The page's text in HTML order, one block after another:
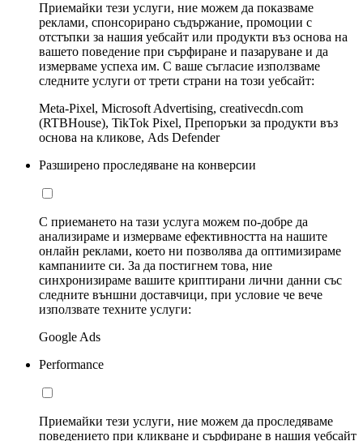
Приемайки тези услуги, ние можем да показваме
реклами, спонсорирано съдържание, промоции с
отстъпки за нашия уебсайт или продукти въз основа на
вашето поведение при сърфиране и пазаруване и да
измерваме успеха им. С ваше съгласие използваме
следните услуги от трети страни на този уебсайт:
Meta-Pixel, Microsoft Advertising, creativecdn.com
(RTBHouse), TikTok Pixel, Препоръки за продукти въз
основа на кликове, Ads Defender
Разширено проследяване на конверсии
С приемането на тази услуга можем по-добре да
анализираме и измерваме ефективността на нашите
онлайн реклами, което ни позволява да оптимизираме
кампаниите си. За да постигнем това, ние
синхронизираме вашите криптирани лични данни със
следните външни доставчици, при условие че вече
използвате техните услуги:
Google Ads
Performance
Приемайки тези услуги, ние можем да проследяваме
поведението при кликване и сърфиране в нашия уебсайт